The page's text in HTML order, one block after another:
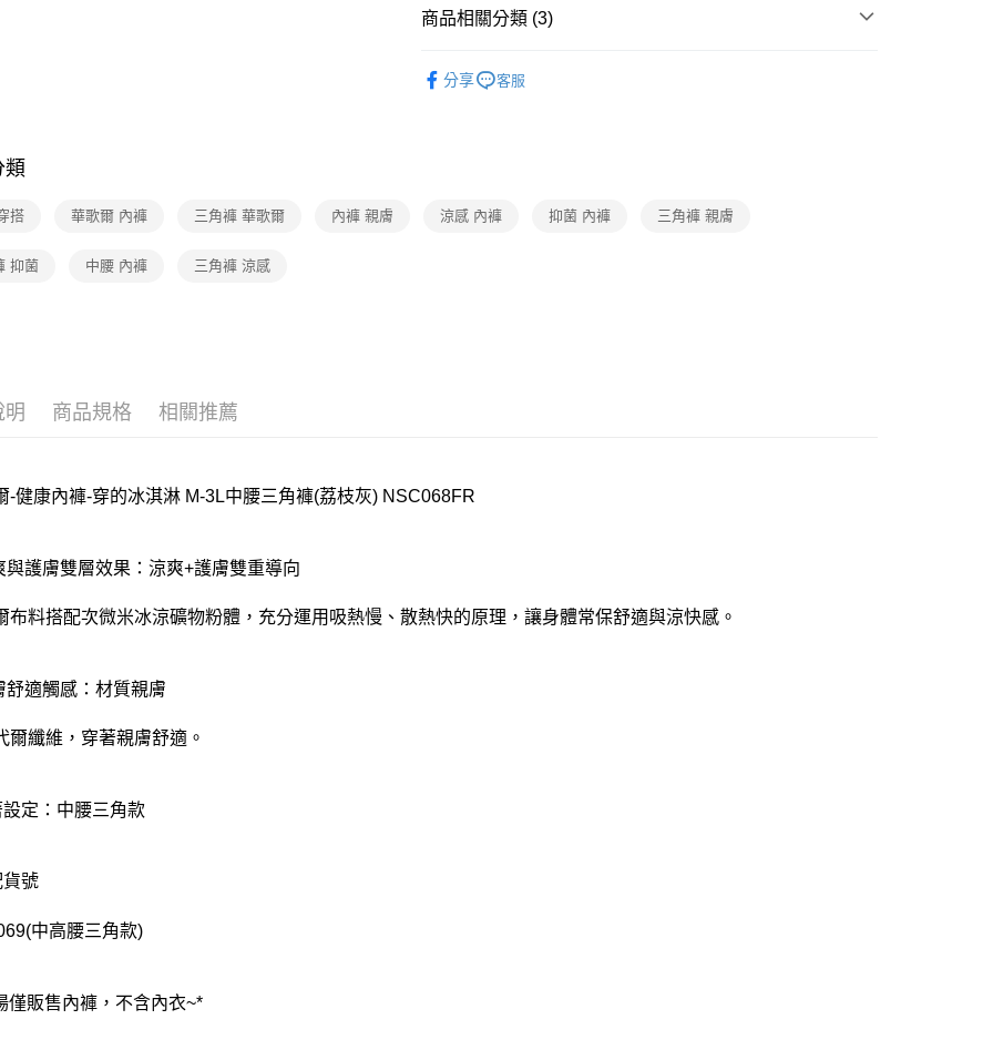
每筆NT$80，滿NT$1,000(含以上)免運費
每筆NT$80，滿NT$1,000(含以上)免運費
每筆NT$80，滿NT$1,000(含以上)免運費
商品相關分類 (3)
分享 客服
類
搭 華歌爾 內褲 三角褲 華歌爾 內褲 親膚 涼感 內褲 抑菌 內褲 三角褲 親膚
抑菌 中腰 內褲 三角褲 涼感
明 商品規格 相關推薦
-健康內褲-穿的冰淇淋 M-3L中腰三角褲(荔枝灰) NSC068FR
與護膚雙層效果：涼爽+護膚雙重導向
布料搭配次微米冰涼礦物粉體，充分運用吸熱慢、散熱快的原理，讓身體常保舒適與涼快感。
舒適觸感：材質親膚
爾纖維，穿著親膚舒適。
定：中腰三角款
號
中高腰三角款)
僅販售內褲，不含內衣~*